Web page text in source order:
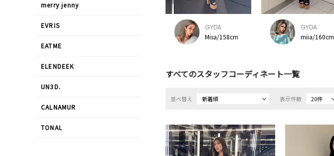
GYDA
Misa/158cm
GYDA
miia/160cm
すべてのスタッフコーディネート一覧
並べ替え 新着順 表示件数 20件
merry jenny
EVRIS
EATME
ELENDEEK
UN3D.
CALNAMUR
TONAL